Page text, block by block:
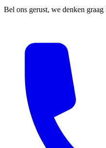
Bel ons gerust, we denken graag